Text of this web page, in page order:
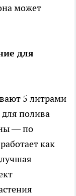
может
для
5 литрами
полива
— по
как